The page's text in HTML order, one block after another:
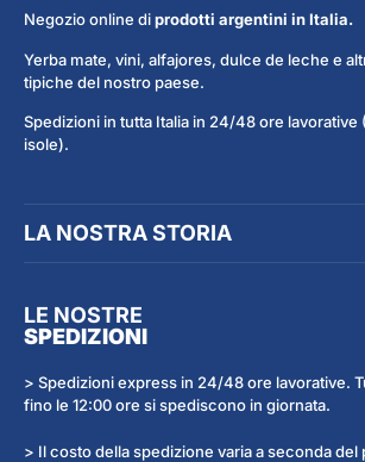
Negozio online diprodotti argentini in Italia.
Yerba mate, vini, alfajores, dulce de leche e
tipiche del nostro paese.
Spedizioni in tutta Italia in 24/48 ore lavorative
isole).
LA NOSTRA STORIA
LE NOSTRE
SPEDIZIONI
> Spedizioni express in 24/48 ore lavorative.
fino le 12:00 ore si spediscono in giornata.
> Il costo della spedizione varia a seconda